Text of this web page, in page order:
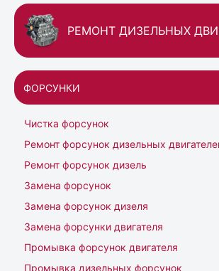
РЕМОНТ ДИЗЕЛЬНЫХ
ФОРСУНКИ
Чистка форсунок
Ремонт форсунок дизельных
Ремонт форсунок дизель
Замена форсунок
Замена форсунок дизеля
Замена форсунки двигателя
Промывка форсунок двигателя
Промывка дизельных форсунок